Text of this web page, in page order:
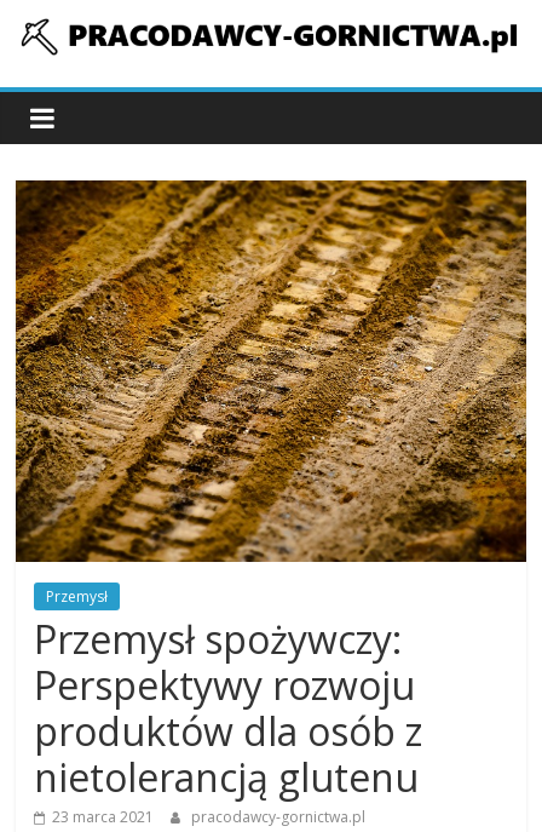
pracodawcy-
gornictwa.pl
Przemysł
Przemysł spożywczy:
Perspektywy rozwoju
produktów dla osób z
nietolerancją glutenu
23 marca 2021 pracodawcy-gornictwa.pl